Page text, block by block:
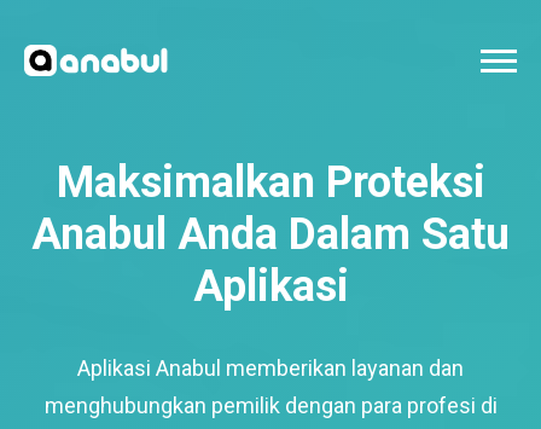
Maksimalkan Proteksi
Anabul Anda Dalam Satu
Aplikasi
Aplikasi Anabul memberikan layanan dan
menghubungkan pemilik dengan para profesi di